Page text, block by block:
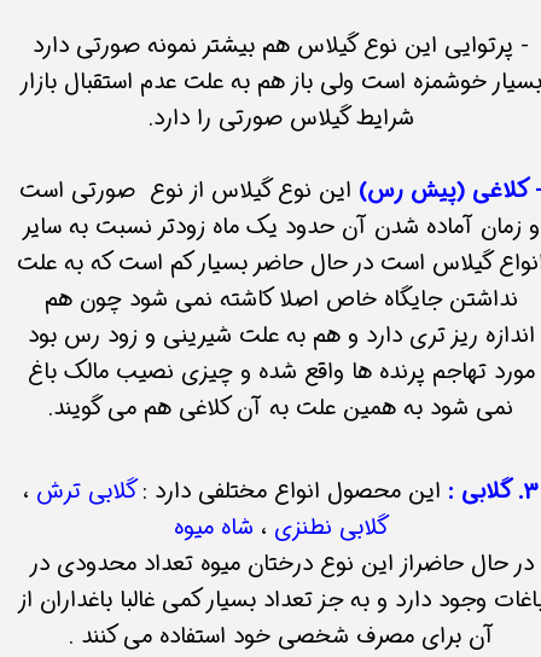
- پرتوایی این نوع گیلاس هم بیشتر نمونه صورتی دارد
خوشمزه است ولی باز هم به علت عدم استقبال بازار
شرایط گیلاس صورتی را دارد.
کلاغی (پیش رس) این نوع گیلاس از نوع صورتی است
و زمان آماده شدن آن حدود یک ماه زودتر نسبت به سایر
گیلاس است در حال حاضر بسیار کم است که به علت
نداشتن جایگاه خاص اصلا کاشته نمی شود چون هم
اندازه ریز تری دارد و هم به علت شیرینی و زود رس بود
مورد تهاجم پرنده ها واقع شده و چیزی نصیب مالک باغ
نمی شود به همین علت به آن کلاغی هم می گویند.
3. گلابی : این محصول انواع مختلفی دارد :گلابی ترش ،
گلابی نطنزی ، شاه میوه
در حال حاضراز این نوع درختان میوه تعداد محدودی در
وجود دارد و به جز تعداد بسیار کمی غالبا باغداران از
آن برای مصرف شخصی خود استفاده می کنند .